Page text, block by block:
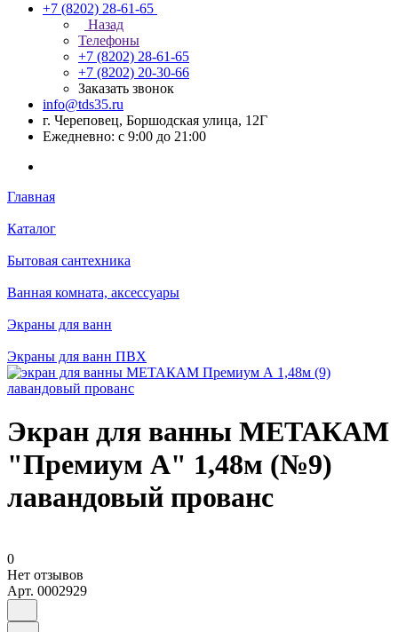
+7 (8202) 28‑61-65
Назад
Телефоны
+7 (8202) 28‑61-65
+7 (8202) 20‑30-66
Заказать звонок
info@tds35.ru
г. Череповец, Боршодская улица, 12Г
Ежедневно: с 9:00 до 21:00
Главная
Каталог
Бытовая сантехника
Ванная комната, аксессуары
Экраны для ванн
Экраны для ванн ПВХ
Экран для ванны МЕТАКАМ
"Премиум А" 1,48м (№9)
лавандовый прованс
0
Нет отзывов
Арт. 0002929